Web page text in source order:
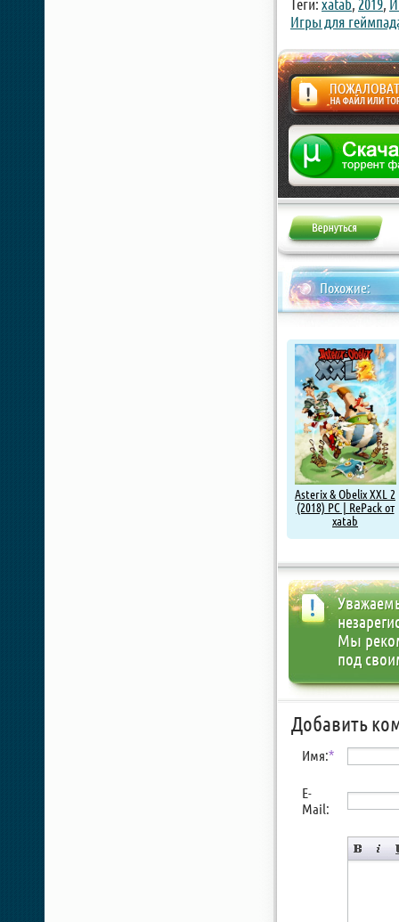
Теги: xatab, 2019,
Игры для
Жалоба
Похожие:
Asterix & Obelix XXL 2
(2018) PC | RePack от
xatab
Мы
под
Добавить
Имя:*
E-
Mail: